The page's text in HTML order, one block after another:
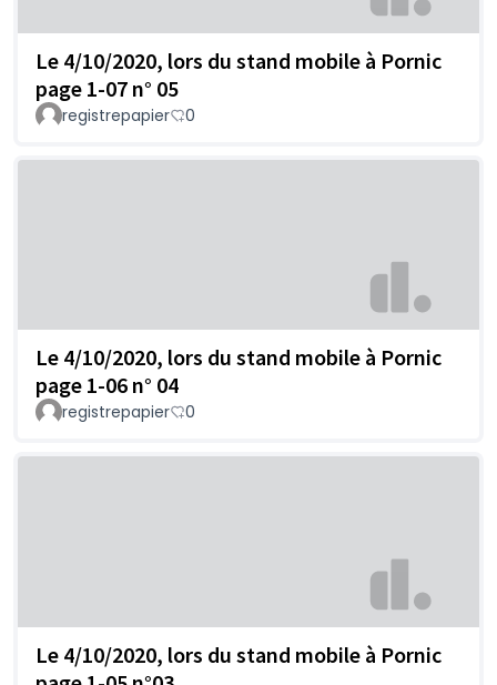
Le 4/10/2020, lors du stand mobile à Pornic
page 1-07 n° 05
registrepapier 0
Le 4/10/2020, lors du stand mobile à Pornic
page 1-06 n° 04
registrepapier 0
Le 4/10/2020, lors du stand mobile à Pornic